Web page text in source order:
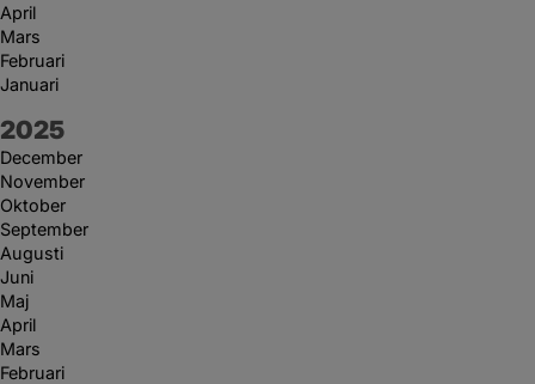
April
Mars
Februari
Januari
År:
2025
December
November
Oktober
September
Augusti
Juni
Maj
April
Mars
Februari